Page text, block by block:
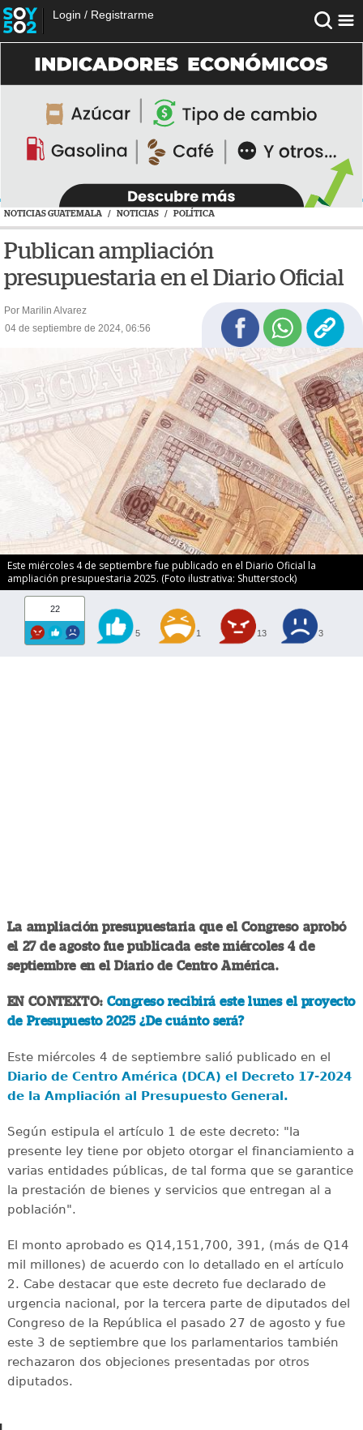
Login / Registrarme
NOTICIAS GUATEMALA / NOTICIAS / POLÍTICA
Publican ampliación
presupuestaria en el Diario Oficial
Por Marilin Alvarez
04 de septiembre de 2024, 06:56
Este miércoles 4 de septiembre fue publicado en el Diario Oficial la
ampliación presupuestaria 2025. (Foto ilustrativa: Shutterstock)
22
5 1 13 3
La ampliación presupuestaria que el Congreso aprobó
el 27 de agosto fue publicada este miércoles 4 de
septiembre en el Diario de Centro América.
EN CONTEXTO: Congreso recibirá este lunes el proyecto
de Presupuesto 2025 ¿De cuánto será?
Este miércoles 4 de septiembre salió publicado en el
Diario de Centro América (DCA) el Decreto 17-2024
de la Ampliación al Presupuesto General.
Según estipula el artículo 1 de este decreto: "la
presente ley tiene por objeto otorgar el financiamiento a
varias entidades públicas, de tal forma que se garantice
la prestación de bienes y servicios que entregan al a
población".
El monto aprobado es Q14,151,700, 391, (más de Q14
mil millones) de acuerdo con lo detallado en el artículo
2. Cabe destacar que este decreto fue declarado de
urgencia nacional, por la tercera parte de diputados del
Congreso de la República el pasado 27 de agosto y fue
este 3 de septiembre que los parlamentarios también
rechazaron dos objeciones presentadas por otros
diputados.